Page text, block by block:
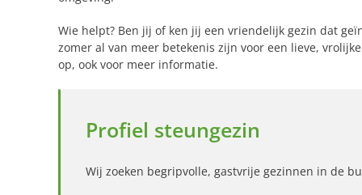
Wie helpt? Ben jij of ken jij een vriendelijk gezin dat
zomer al van meer betekenis zijn voor een lieve,
op, ook voor meer informatie.
Profiel steungezin
Wij zoeken begripvolle, gastvrije gezinnen in de